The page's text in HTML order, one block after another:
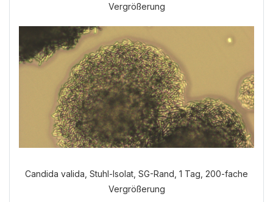
Vergrößerung
Candida valida, Stuhl-Isolat, SG-Rand, 1 Tag, 200-fache
Vergrößerung